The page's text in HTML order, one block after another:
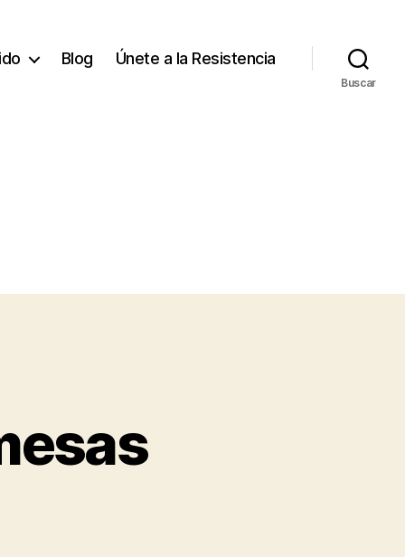
Blog Únete a la Resistencia
Buscar